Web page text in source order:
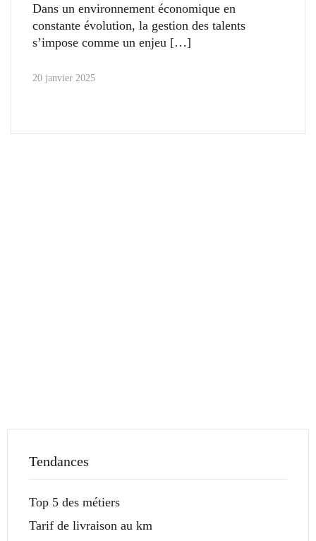
Dans un environnement économique en
constante évolution, la gestion des talents
s’impose comme un enjeu
20 janvier 2025
Tendances
Top 5 des métiers
Tarif de livraison au km